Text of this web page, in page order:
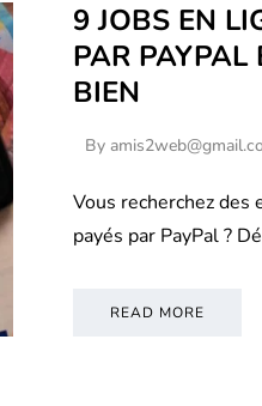
9 JOBS EN
PAR PAYPAL
BIEN
By
Vous recherchez
payés par PayPal ?
READ MORE